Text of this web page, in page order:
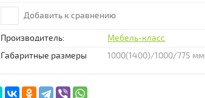
Добавить к сравнению
Производитель:
Мебель-класс
Габаритные размеры
1000(1400)/1000/775 мм